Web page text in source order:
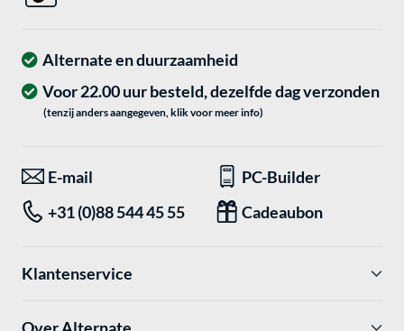
Alternate en duurzaamheid
Voor 22.00 uur besteld, dezelfde dag verzonden
(tenzij anders aangegeven, klik voor meer info)
E-mail
PC-Builder
+31 (0)88 544 45 55
Cadeaubon
Klantenservice